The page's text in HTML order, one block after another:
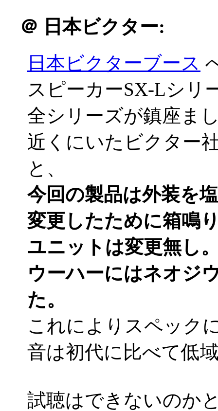
＠ 日本ビクター:
日本ビクターブース
スピーカーSX-Lシリ
全シリーズが鎮座ま
近くにいたビクター
と、
今回の製品は外装を
変更したために箱鳴
ユニットは変更無し
ウーハーにはネオジ
た。
これによりスペック
音は初代に比べて低
試聴はできないのか